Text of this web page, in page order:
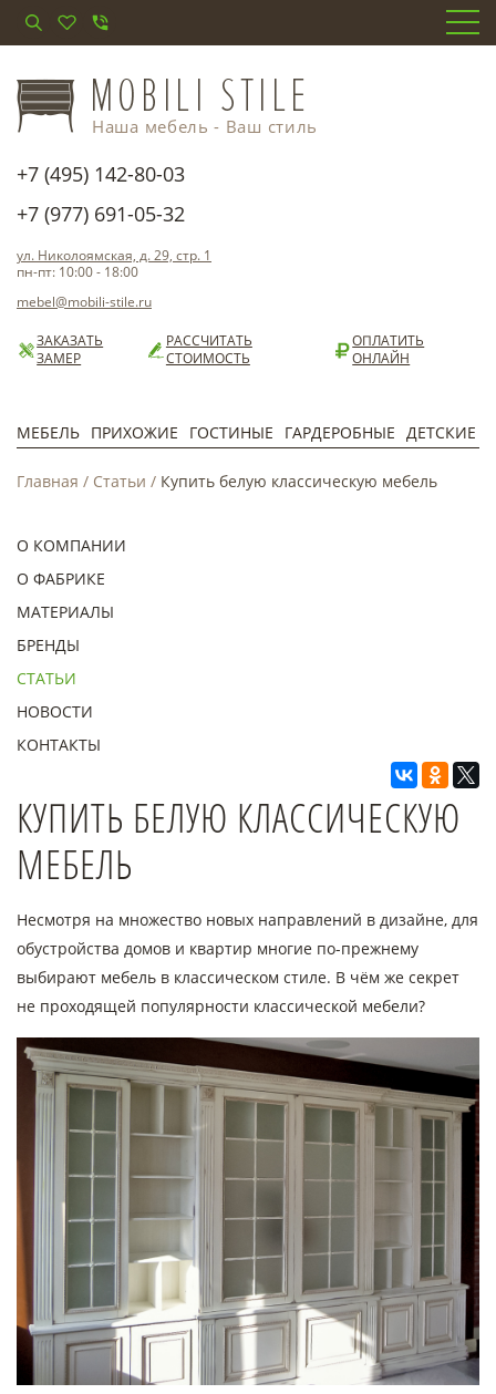
Наша мебель - Ваш стиль
+7 (495) 142-80-03
+7 (977) 691-05-32
ул. Николоямская, д. 29, стр. 1
пн-пт: 10:00 - 18:00
mebel@mobili-stile.ru
ЗАКАЗАТЬ
ЗАМЕР
РАССЧИТАТЬ
СТОИМОСТЬ
ОПЛАТИТЬ
ОНЛАЙН
МЕБЕЛЬ ПРИХОЖИЕ ГОСТИНЫЕ ГАРДЕРОБНЫЕ ДЕТСКИЕ
Главная / Статьи / Купить белую классическую мебель
О КОМПАНИИ
О ФАБРИКЕ
МАТЕРИАЛЫ
БРЕНДЫ
СТАТЬИ
НОВОСТИ
КОНТАКТЫ
КУПИТЬ БЕЛУЮ КЛАССИЧЕСКУЮ
МЕБЕЛЬ
Несмотря на множество новых направлений в дизайне, для
обустройства домов и квартир многие по-прежнему
выбирают мебель в классическом стиле. В чём же секрет
не проходящей популярности классической мебели?